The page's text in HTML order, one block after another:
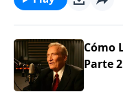
Cómo
Parte 2